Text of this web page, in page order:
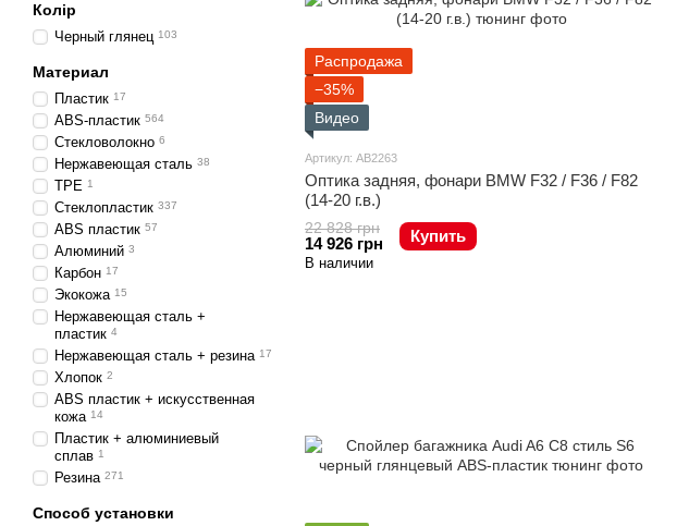
Распродажа
−35%
Видео
Артикул: AB2263
Оптика задняя, фонари BMW F32 / F36 / F82
(14-20 г.в.)
22 828 грн
14 926 грн Купить
В наличии
Колір
Черный глянец 103
Материал
Пластик 17
ABS-пластик 564
Стекловолокно 6
Нержавеющая сталь 38
TPE 1
Стеклопластик 337
ABS пластик 57
Алюминий 3
Карбон 17
Экокожа 15
Нержавеющая сталь +
пластик 4
Нержавеющая сталь + резина 17
Хлопок 2
ABS пластик + искусственная
кожа 14
Пластик + алюминиевый
сплав 1
Резина 271
Способ установки